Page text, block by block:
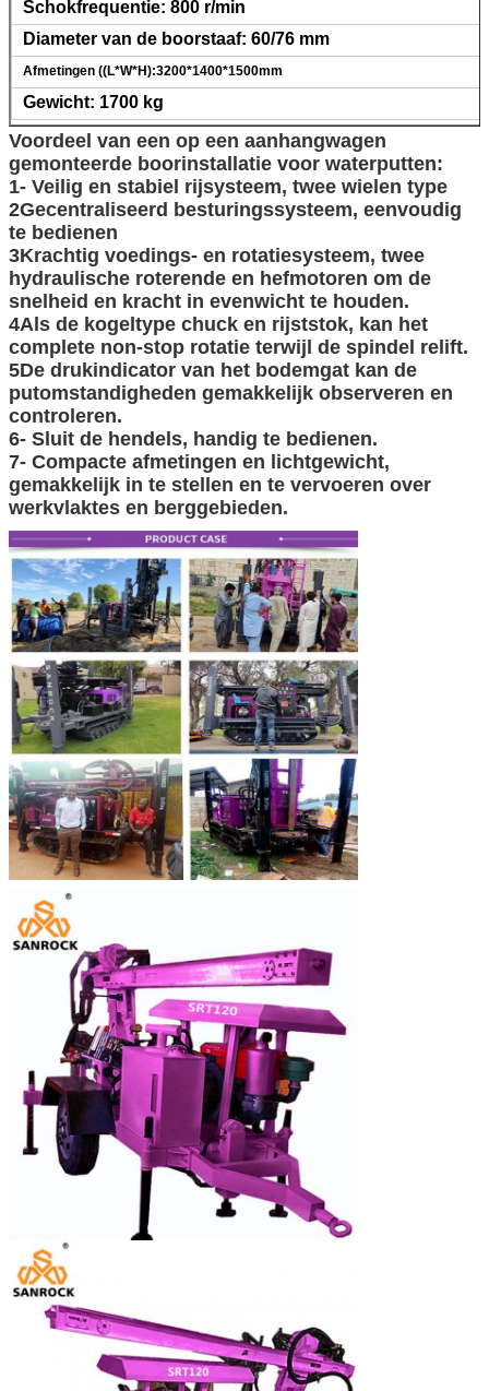
VERZENDEN
Schokfrequentie: 800 r/min
Diameter van de boorstaaf: 60/76 mm
Afmetingen ((L*W*H):3200*1400*1500mm
Gewicht: 1700 kg
Voordeel van een op een aanhangwagen
gemonteerde boorinstallatie voor waterputten:
1- Veilig en stabiel rijsysteem, twee wielen type
2Gecentraliseerd besturingssysteem, eenvoudig
te bedienen
3Krachtig voedings- en rotatiesysteem, twee
hydraulische roterende en hefmotoren om de
snelheid en kracht in evenwicht te houden.
4Als de kogeltype chuck en rijststok, kan het
complete non-stop rotatie terwijl de spindel relift.
5De drukindicator van het bodemgat kan de
putomstandigheden gemakkelijk observeren en
controleren.
6- Sluit de hendels, handig te bedienen.
7- Compacte afmetingen en lichtgewicht,
gemakkelijk in te stellen en te vervoeren over
werkvlaktes en berggebieden.